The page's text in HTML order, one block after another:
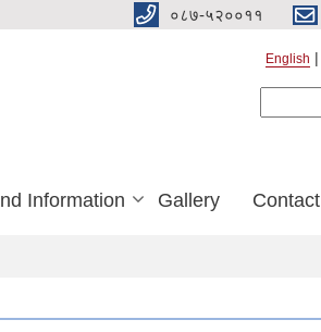
०८७-५२००११
English
Information Gallery Contact